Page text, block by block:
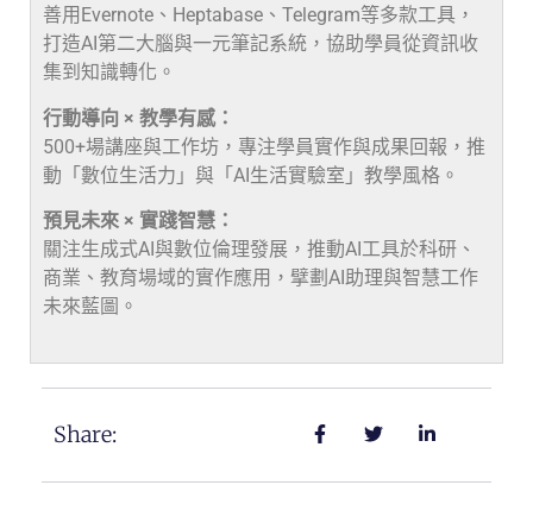
善用Evernote、Heptabase、Telegram等多款工具，
打造AI第二大腦與一元筆記系統，協助學員從資訊收
集到知識轉化。
行動導向 × 教學有感：
500+場講座與工作坊，專注學員實作與成果回報，推
動「數位生活力」與「AI生活實驗室」教學風格。
預見未來 × 實踐智慧：
關注生成式AI與數位倫理發展，推動AI工具於科研、
商業、教育場域的實作應用，擘劃AI助理與智慧工作
未來藍圖。
Share: